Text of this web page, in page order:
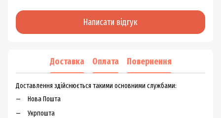
Написати відгук
Доставка Оплата Повернення
Доставлення здійснюється такими основними службами:
Нова Пошта
Укрпошта